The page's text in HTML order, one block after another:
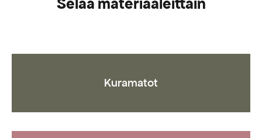
Kuramatot